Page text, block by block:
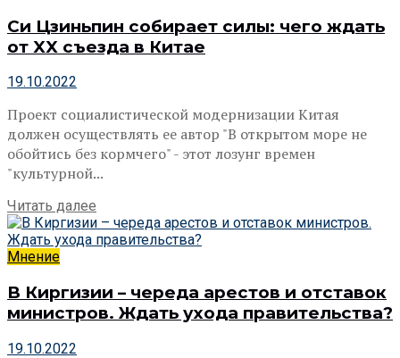
Си Цзиньпин собирает силы: чего ждать
от XX съезда в Китае
19.10.2022
Проект социалистической модернизации Китая
должен осуществлять ее автор "В открытом море не
обойтись без кормчего" - этот лозунг времен
"культурной...
Читать далее
Мнение
В Киргизии – череда арестов и отставок
министров. Ждать ухода правительства?
19.10.2022